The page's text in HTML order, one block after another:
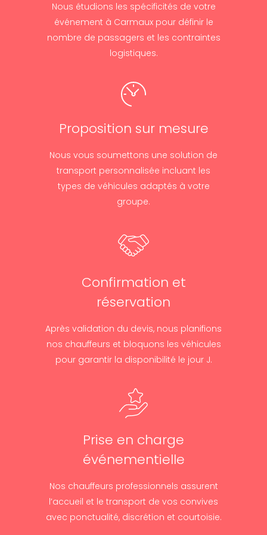
Nous étudions les spécificités de votre
événement à Carmaux pour définir le
nombre de passagers et les contraintes
logistiques.
Proposition sur mesure
Nous vous soumettons une solution de
transport personnalisée incluant les
types de véhicules adaptés à votre
groupe.
Confirmation et
réservation
Après validation du devis, nous planifions
nos chauffeurs et bloquons les véhicules
pour garantir la disponibilité le jour J.
Prise en charge
événementielle
Nos chauffeurs professionnels assurent
l’accueil et le transport de vos convives
avec ponctualité, discrétion et courtoisie.